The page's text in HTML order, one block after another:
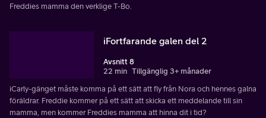
Freddies mamma den verklige T-Bo.
iFortfarande galen del 2
Avsnitt 8
22 min Tillgänglig 3+ månader
iCarly-gänget måste komma på ett sätt att fly från Nora och hennes galna
föräldrar. Freddie kommer på ett sätt att skicka ett meddelande till sin
mamma, men kommer Freddies mamma att hinna dit i tid?